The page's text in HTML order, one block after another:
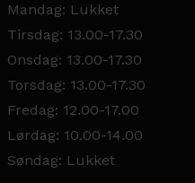
Mandag: Lukket
Tirsdag: 13.00-17.30
Onsdag: 13.00-17.30
Torsdag: 13.00-17.30
Fredag: 12.00-17.00
Lørdag: 10.00-14.00
Søndag: Lukket